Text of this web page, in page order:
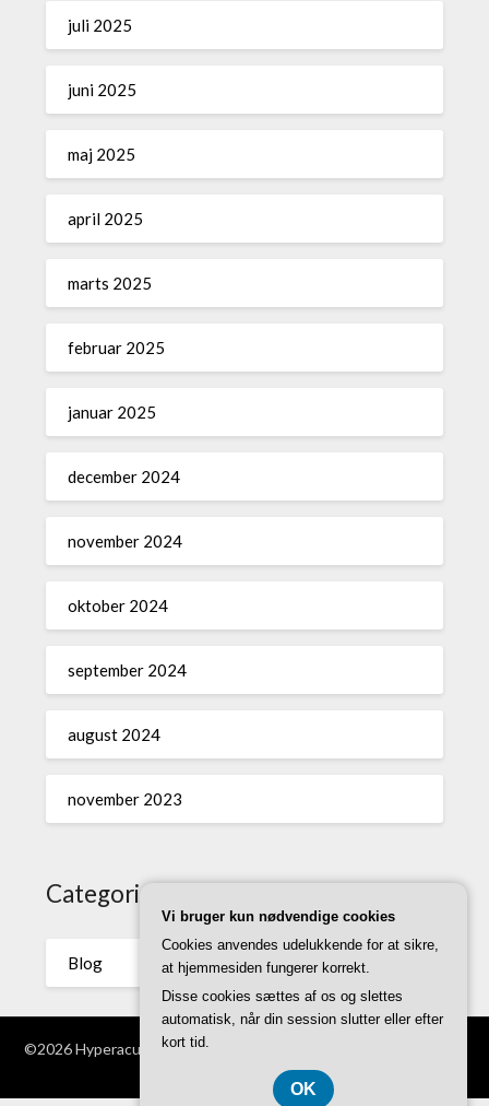
juli 2025
juni 2025
maj 2025
april 2025
marts 2025
februar 2025
januar 2025
december 2024
november 2024
oktober 2024
september 2024
august 2024
november 2023
Categories
Blog
©2026 Hyperacusi.dk| WordPress Theme by
Vi bruger kun nødvendige cookies
Cookies anvendes udelukkende for at sikre,
at hjemmesiden fungerer korrekt.
Disse cookies sættes af os og slettes
automatisk, når din session slutter eller efter
kort tid.
OK